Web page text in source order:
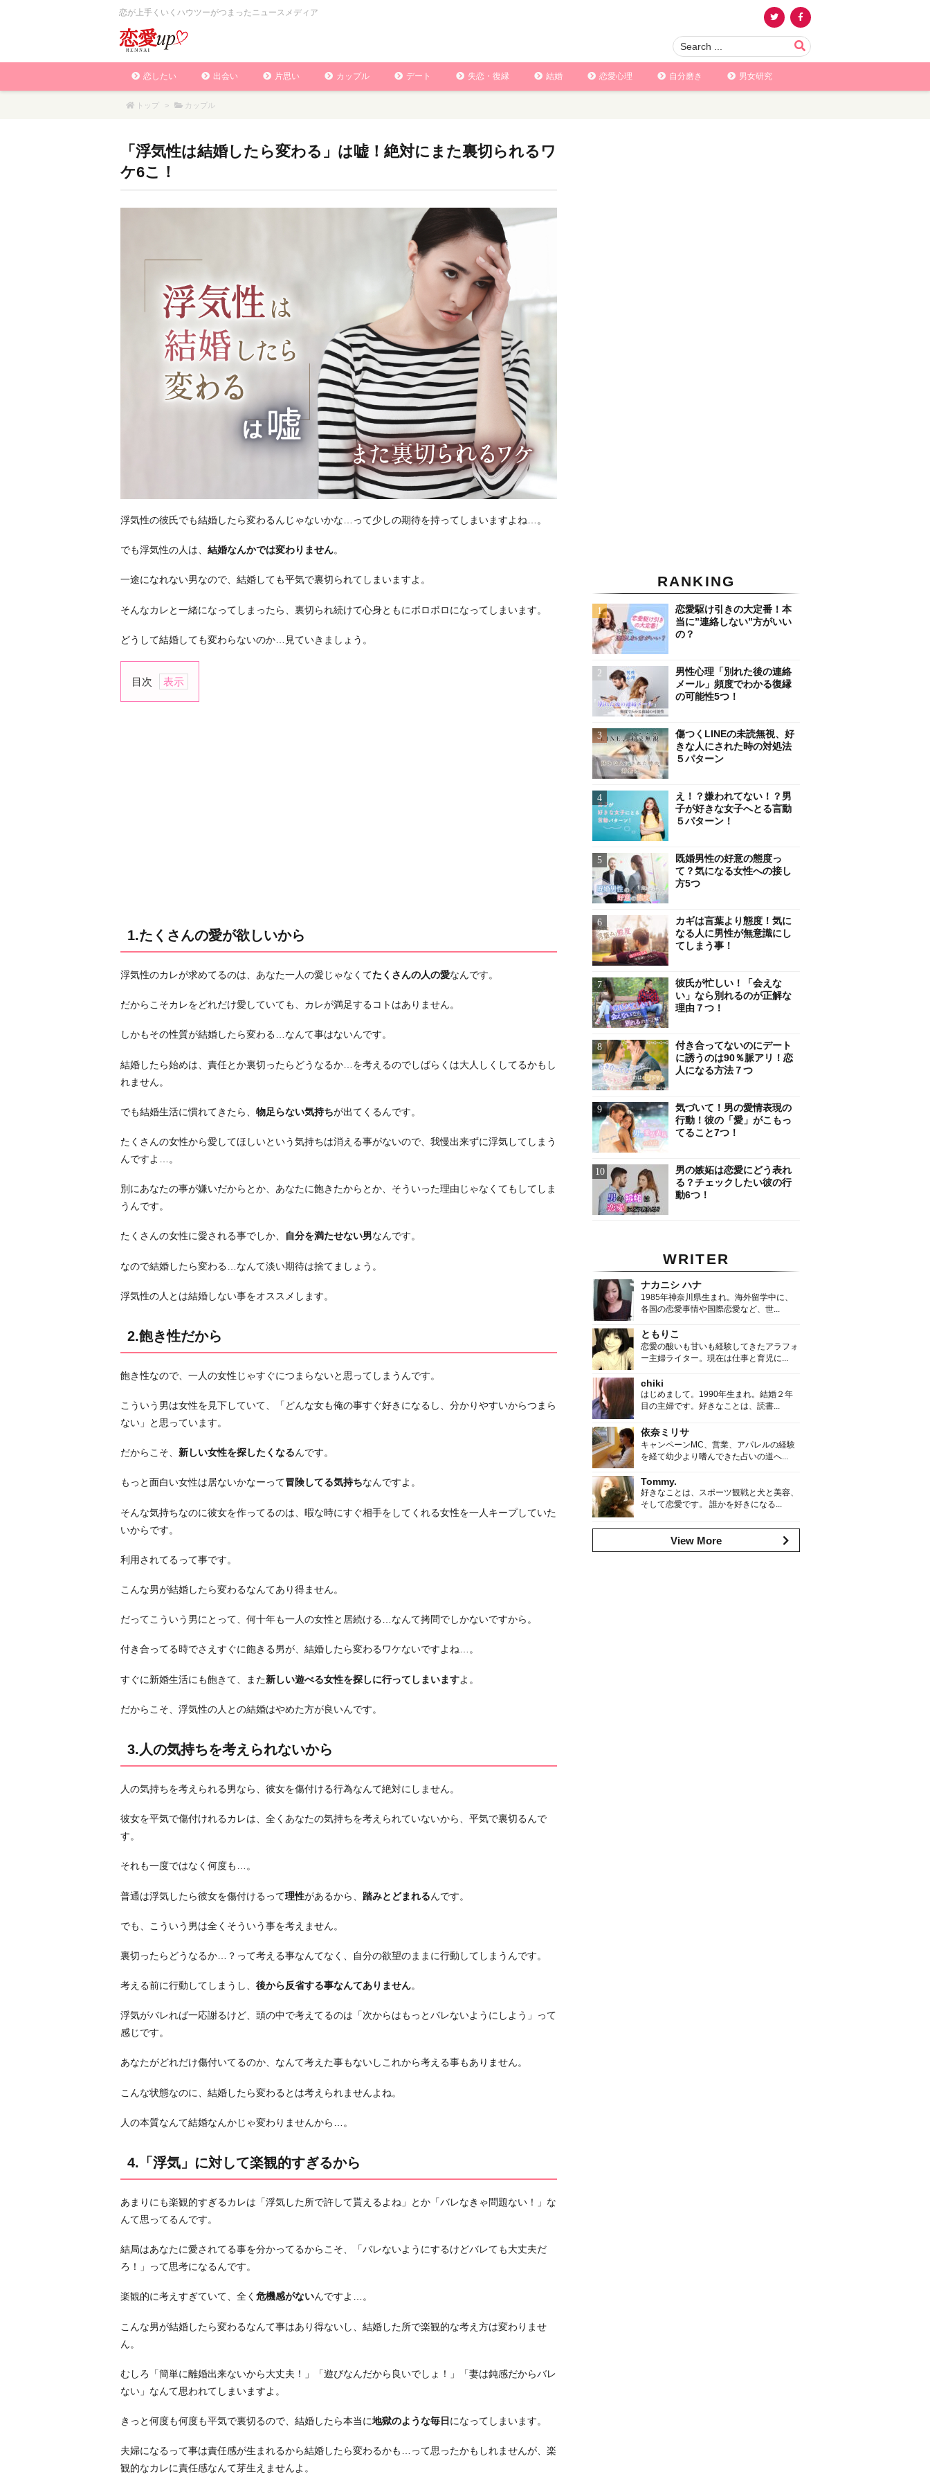
恋が上手くいくハウツーがつまったニュースメディア
恋したい 出会い 片思い カップル デート 失恋・復縁 結婚 恋愛心理 自分磨き 男女研究
トップ > カップル
「浮気性は結婚したら変わる」は嘘！絶対にまた裏切られるワ
ケ6こ！
浮気性の彼氏でも結婚したら変わるんじゃないかな…って少しの期待を持ってしまいますよね…。
でも浮気性の人は、 結婚なんかでは変わりません。
一途になれない男なので、結婚しても平気で裏切られてしまいますよ。
そんなカレと一緒になってしまったら、裏切られ続けて心身ともにボロボロになってしまいます。
どうして結婚しても変わらないのか…見ていきましょう。
目次
1.
2.
飽
性
ら
人
の
ち
を
え
ら
な
ら
「浮
対
し
観
す
ら
モ
る
分
好
だ
か
ら
浮
れ
る
い
っ
て
か
お
わ
に
1.たくさんの愛が欲しいから
浮気性のカレが求めてるのは、あなた一人の愛じゃなくてたくさんの人の愛なんです。
だからこそカレをどれだけ愛していても、カレが満足するコトはありません。
しかもその性質が結婚したら変わる…なんて事はないんです。
結婚したら始めは、責任とか裏切ったらどうなるか…を考えるのでしばらくは大人しくしてるかもし
れません。
でも結婚生活に慣れてきたら、 物足らない気持ちが出てくるんです。
たくさんの女性から愛してほしいという気持ちは消える事がないので、我慢出来ずに浮気してしまう
んですよ…。
別にあなたの事が嫌いだからとか、あなたに飽きたからとか、そういった理由じゃなくてもしてしま
うんです。
たくさんの女性に愛される事でしか、 自分を満たせない男なんです。
なので結婚したら変わる…なんて淡い期待は捨てましょう。
浮気性の人とは結婚しない事をオススメします。
2.飽き性だから
飽き性なので、一人の女性じゃすぐにつまらないと思ってしまうんです。
こういう男は女性を見下していて、「どんな女も俺の事すぐ好きになるし、分かりやすいからつまら
ない」と思っています。
だからこそ、 新しい女性を探したくなるんです。
もっと面白い女性は居ないかなーって冒険してる気持ちなんですよ。
そんな気持ちなのに彼女を作ってるのは、暇な時にすぐ相手をしてくれる女性を一人キープしていた
いからです。
利用されてるって事です。
こんな男が結婚したら変わるなんてあり得ません。
だってこういう男にとって、何十年も一人の女性と居続ける…なんて拷問でしかないですから。
付き合ってる時でさえすぐに飽きる男が、結婚したら変わるワケないですよね…。
すぐに新婚生活にも飽きて、また新しい遊べる女性を探しに行ってしまいますよ。
だからこそ、浮気性の人との結婚はやめた方が良いんです。
3.人の気持ちを考えられないから
人の気持ちを考えられる男なら、彼女を傷付ける行為なんて絶対にしません。
彼女を平気で傷付けれるカレは、全くあなたの気持ちを考えられていないから、平気で裏切るんで
す。
それも一度ではなく何度も…。
普通は浮気したら彼女を傷付けるって理性があるから、 踏みとどまれるんです。
でも、こういう男は全くそういう事を考えません。
裏切ったらどうなるか…？って考える事なんてなく、自分の欲望のままに行動してしまうんです。
考える前に行動してしまうし、 後から反省する事なんてありません。
浮気がバレれば一応謝るけど、頭の中で考えてるのは「次からはもっとバレないようにしよう」って
感じです。
あなたがどれだけ傷付いてるのか、なんて考えた事もないしこれから考える事もありません。
こんな状態なのに、結婚したら変わるとは考えられませんよね。
人の本質なんて結婚なんかじゃ変わりませんから…。
4.「浮気」に対して楽観的すぎるから
あまりにも楽観的すぎるカレは「浮気した所で許して貰えるよね」とか「バレなきゃ問題ない！」な
んて思ってるんです。
結局はあなたに愛されてる事を分かってるからこそ、「バレないようにするけどバレても大丈夫だ
ろ！」って思考になるんです。
楽観的に考えすぎていて、全く 危機感がないんですよ…。
こんな男が結婚したら変わるなんて事はあり得ないし、結婚した所で楽観的な考え方は変わりませ
ん。
むしろ「簡単に離婚出来ないから大丈夫！」「遊びなんだから良いでしょ！」「妻は鈍感だからバレ
ない」なんて思われてしまいますよ。
きっと何度も何度も平気で裏切るので、結婚したら本当に地獄のような毎日 になってしまいます。
夫婦になるって事は責任感が生まれるから結婚したら変わるかも…って思ったかもしれませんが、楽
観的なカレに責任感なんて芽生えませんよ。
RANKING
恋愛駆け引きの大定番！本
当に”連絡しない”方がいい
の？
男性心理「別れた後の連絡
メール」頻度でわかる復縁
の可能性5つ！
傷つくLINEの未読無視、好
きな人にされた時の対処法
５パターン
え！？嫌われてない！？男
子が好きな女子へとる言動
５パターン！
既婚男性の好意の態度っ
て？気になる女性への接し
方5つ
カギは言葉より態度！気に
なる人に男性が無意識にし
てしまう事！
彼氏が忙しい！「会えな
い」なら別れるのが正解な
理由７つ！
付き合ってないのにデート
に誘うのは90％脈アリ！恋
人になる方法７つ
気づいて！男の愛情表現の
行動！彼の「愛」がこもっ
てること7つ！
男の嫉妬は恋愛にどう表れ
る？チェックしたい彼の行
動6つ！
WRITER
ナカニシ ハナ
1985年神奈川県生まれ。海外留学中に、
各国の恋愛事情や国際恋愛など、世...
ともりこ
恋愛の酸いも甘いも経験してきたアラフォ
ー主婦ライター。現在は仕事と育児に...
chiki
はじめまして。1990年生まれ。結婚２年
目の主婦です。好きなことは、読書...
依奈ミリサ
キャンペーンMC、営業、アパレルの経験
を経て幼少より嗜んできた占いの道へ...
Tommy.
好きなことは、スポーツ観戦と犬と美容、
そして恋愛です。 誰かを好きになる...
View More